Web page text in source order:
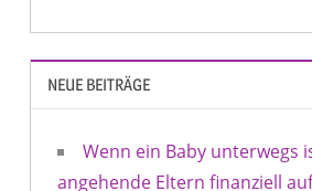
NEUE BEITRÄGE
Wenn ein Baby unterwegs
angehende Eltern finanziell